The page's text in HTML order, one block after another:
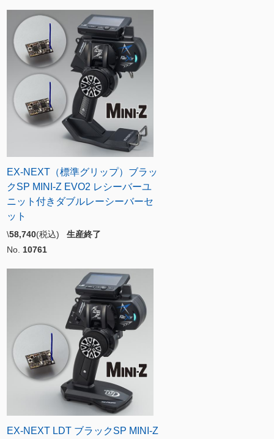
EX-NEXT（標準グリップ）ブラッ
クSP MINI-Z EVO2 レシーバーユ
ニット付きダブルレーシーバーセ
ット
\58,740(税込) 生産終了
No. 10761
EX-NEXT LDT ブラックSP MINI-Z